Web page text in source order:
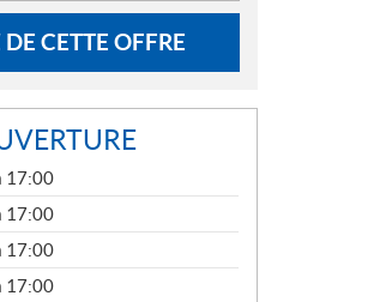
CETTE OFFRE
17:00
17:00
17:00
17:00